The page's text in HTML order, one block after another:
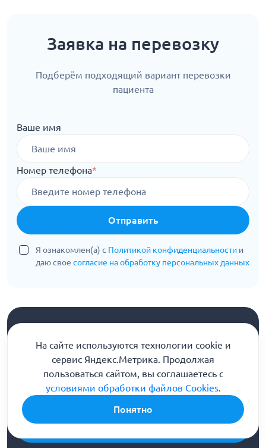
Заявка на перевозку
Подберём подходящий вариант перевозки
пациента
Ваше имя
Номер телефона*
Отправить
Я ознакомлен(а) с Политикой конфиденциальности и
даю свое согласие на обработку персональных данных
Информационная служба
8 (800) 301-90-04
Горячая линия помощи и консультации
Напишите нам
На сайте используются технологии cookie и
сервис Яндекс.Метрика. Продолжая
пользоваться сайтом, вы соглашаетесь с
условиями обработки файлов Cookies.
Понятно